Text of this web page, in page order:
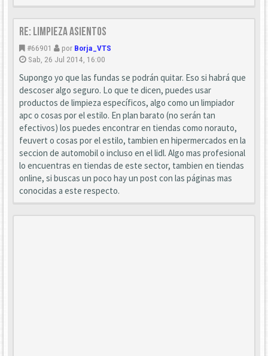
Re: Limpieza asientos
#66901 por Borja_VTS
Sab, 26 Jul 2014, 16:00
Supongo yo que las fundas se podrán quitar. Eso si habrá que
descoser algo seguro. Lo que te dicen, puedes usar
productos de limpieza específicos, algo como un limpiador
apc o cosas por el estilo. En plan barato (no serán tan
efectivos) los puedes encontrar en tiendas como norauto,
feuvert o cosas por el estilo, tambien en hipermercados en la
seccion de automobil o incluso en el lidl. Algo mas profesional
lo encuentras en tiendas de este sector, tambien en tiendas
online, si buscas un poco hay un post con las páginas mas
conocidas a este respecto.